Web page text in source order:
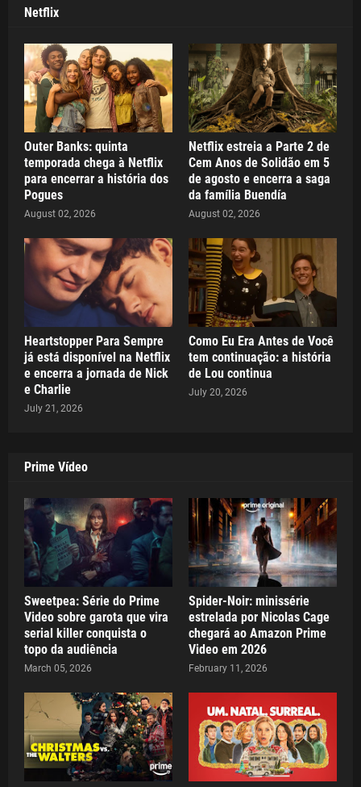
Netflix
Outer Banks: quinta
temporada chega à Netflix
para encerrar a história dos
Pogues
August 02, 2026
Netflix estreia a Parte 2 de
Cem Anos de Solidão em 5
de agosto e encerra a saga
da família Buendía
August 02, 2026
Heartstopper Para Sempre
já está disponível na Netflix
e encerra a jornada de Nick
e Charlie
July 21, 2026
Como Eu Era Antes de Você
tem continuação: a história
de Lou continua
July 20, 2026
Prime Vídeo
Sweetpea: Série do Prime
Video sobre garota que vira
serial killer conquista o
topo da audiência
March 05, 2026
Spider-Noir: minissérie
estrelada por Nicolas Cage
chegará ao Amazon Prime
Video em 2026
February 11, 2026